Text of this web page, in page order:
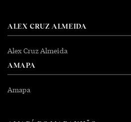
ALEX CRUZ ALMEIDA
Alex Cruz Almeida
AMAPA
Amapa